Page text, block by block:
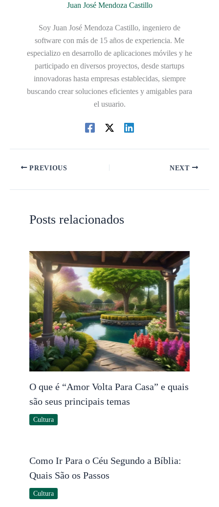
Juan José Mendoza Castillo
Soy Juan José Mendoza Castillo, ingeniero de
software con más de 15 años de experiencia. Me
especializo en desarrollo de aplicaciones móviles y he
participado en diversos proyectos, desde startups
innovadoras hasta empresas establecidas, siempre
buscando crear soluciones eficientes y amigables para
el usuario.
PREVIOUS NEXT
Posts relacionados
O que é “Amor Volta Para Casa” e quais
são seus principais temas
Cultura
Como Ir Para o Céu Segundo a Bíblia:
Quais São os Passos
Cultura